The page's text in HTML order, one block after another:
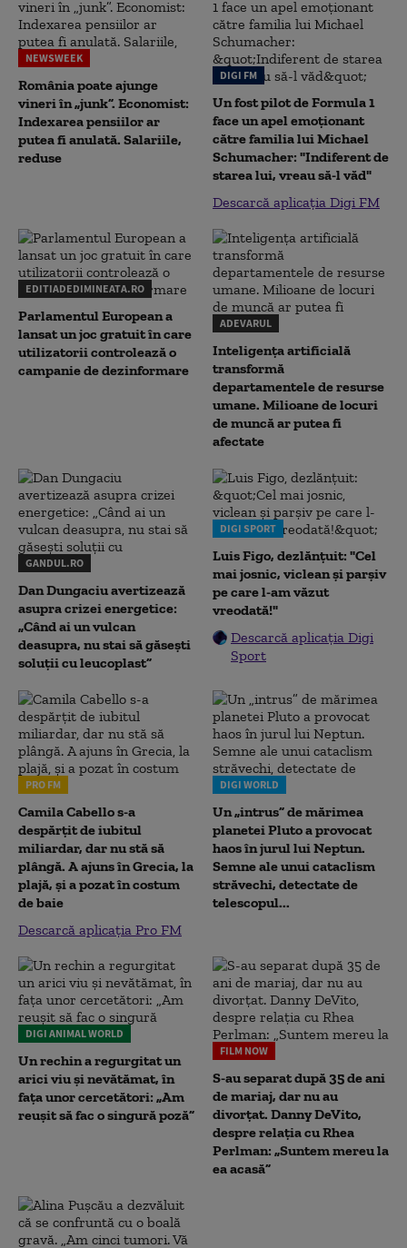
NEWSWEEK
România poate ajunge
vineri în „junk”. Economist:
Indexarea pensiilor ar
putea fi anulată. Salariile,
reduse
DIGI FM
Un fost pilot de Formula 1
face un apel emoționant
către familia lui Michael
Schumacher: "Indiferent de
starea lui, vreau să-l văd"
Descarcă aplicația Digi FM
EDITIADEDIMINEATA.RO
Parlamentul European a
lansat un joc gratuit în care
utilizatorii controlează o
campanie de dezinformare
ADEVARUL
Inteligența artificială
transformă
departamentele de resurse
umane. Milioane de locuri
de muncă ar putea fi
afectate
GANDUL.RO
Dan Dungaciu avertizează
asupra crizei energetice:
„Când ai un vulcan
deasupra, nu stai să găsești
soluții cu leucoplast”
DIGI SPORT
Luis Figo, dezlănțuit: "Cel
mai josnic, viclean și parșiv
pe care l-am văzut
vreodată!"
Descarcă aplicația Digi
Sport
PRO FM
Camila Cabello s-a
despărțit de iubitul
miliardar, dar nu stă să
plângă. A ajuns în Grecia, la
plajă, și a pozat în costum
de baie
Descarcă aplicația Pro FM
DIGI WORLD
Un „intrus” de mărimea
planetei Pluto a provocat
haos în jurul lui Neptun.
Semne ale unui cataclism
străvechi, detectate de
telescopul...
DIGI ANIMAL WORLD
Un rechin a regurgitat un
arici viu și nevătămat, în
fața unor cercetători: „Am
reușit să fac o singură poză”
FILM NOW
S-au separat după 35 de ani
de mariaj, dar nu au
divorțat. Danny DeVito,
despre relația cu Rhea
Perlman: „Suntem mereu la
ea acasă”